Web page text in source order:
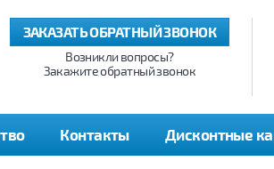
ЗАКАЗАТЬ ОБРАТНЫЙ ЗВОНОК
Возникли вопросы?
Закажите обратный звонок
Контакты Дисконтные